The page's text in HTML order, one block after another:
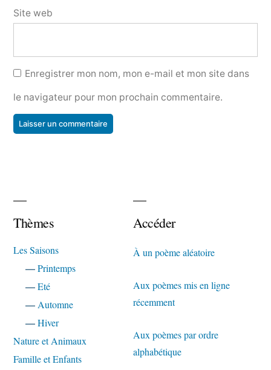
Site web
Enregistrer mon nom, mon e-mail et mon site dans
le navigateur pour mon prochain commentaire.
Thèmes
Les Saisons
—Printemps
—Eté
—Automne
—Hiver
Nature et Animaux
Famille et Enfants
Accéder
À un poème aléatoire
Aux poèmes mis en ligne
récemment
Aux poèmes par ordre
alphabétique